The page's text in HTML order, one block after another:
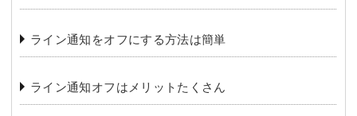
ライン通知をオフにする方法は簡単
ライン通知オフはメリットたくさん